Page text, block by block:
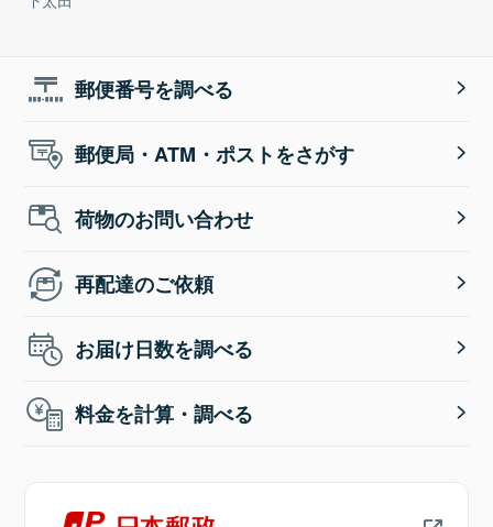
郵便番号を調べる
郵便局・ATM・ポストをさがす
荷物のお問い合わせ
再配達のご依頼
お届け日数を調べる
料金を計算・調べる